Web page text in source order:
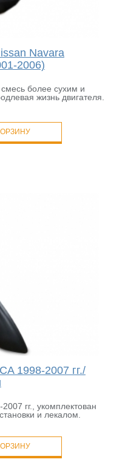
Navara
2006)
более сухим и
жизнь двигателя.
1998-2007 гг./
гг., укомплектован
и лекалом.